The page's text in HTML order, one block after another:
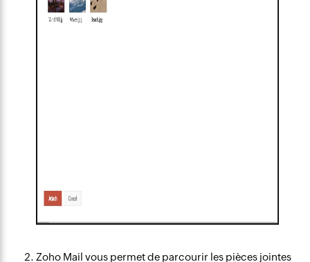
Zoho Mail vous permet de parcourir les pièces jointes